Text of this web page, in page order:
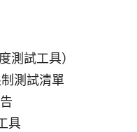
測試工具）
測試清單
具